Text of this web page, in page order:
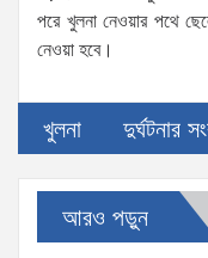
পরে খুলনা নেওয়ার পথে
নেওয়া হবে।
খুলনা দুর্ঘটনার
আরও পড়ুন